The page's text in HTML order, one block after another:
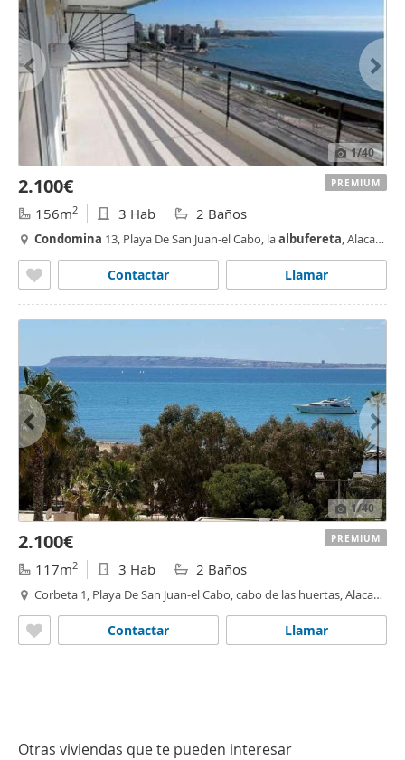
1/40
2.100€
156m2 3 Hab 2 Baños
Condomina 13, Playa De San Juan-el Cabo, laalbufereta, Alacant
Llamar
Contactar
PREMIUM
1/40
2.100€
117m2 3 Hab 2 Baños
Corbeta 1, Playa De San Juan-el Cabo, cabo de las huertas, Alacant
Llamar
Contactar
PREMIUM
Otras viviendas que te pueden interesar